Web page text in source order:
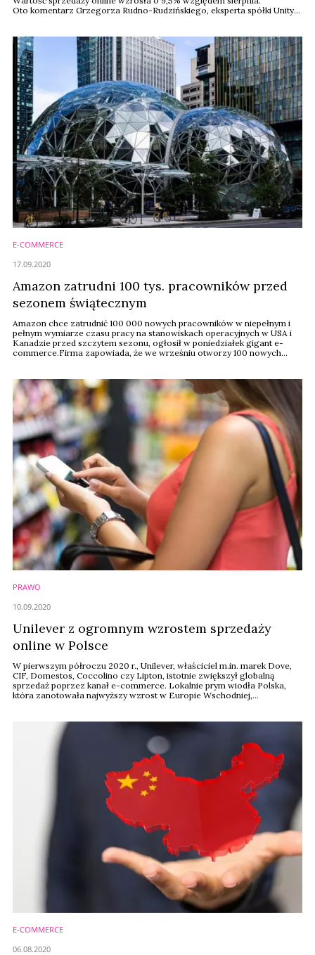
Oto komentarz Grzegorza Rudno-Rudzińskiego, eksperta spółki Unity
E-COMMERCE
Amazon zatrudni 100 tys. pracowników przed
sezonem świątecznym
Amazon chce zatrudnić 100 000 nowych pracowników w niepełnym i
pełnym wymiarze czasu pracy na stanowiskach operacyjnych w USA i
Kanadzie przed szczytem sezonu, ogłosił w poniedziałek gigant e-
commerce.Firma zapowiada, że ​​we wrześniu otworzy 100 nowych
17.09.2020
PRAWO
Unilever z ogromnym wzrostem sprzedaży
online w Polsce
W pierwszym półroczu 2020 r., Unilever, właściciel m.in. marek Dove,
CIF, Domestos, Coccolino czy Lipton, istotnie zwiększył globalną
sprzedaż poprzez kanał e-commerce. Lokalnie prym wiodła Polska,
która zanotowała najwyższy wzrost w Europie Wschodniej,
internetowej w Polsce wzrosła ponad dwukrotnie.
10.09.2020
E-COMMERCE
06.08.2020